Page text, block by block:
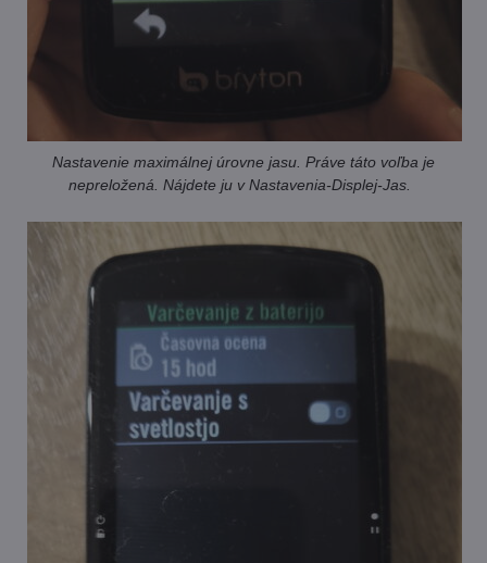
Nastavenie maximálnej úrovne jasu. Práve táto voľba je
nepreložená. Nájdete ju v Nastavenia-Displej-Jas.